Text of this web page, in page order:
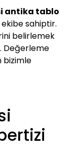
antika tablo
sahiptir.
belirlemek
Değerleme
bizimle